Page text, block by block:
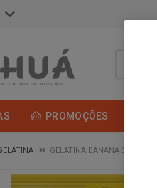
PROMOÇÕES
GELATINA BANANA 230G DORI